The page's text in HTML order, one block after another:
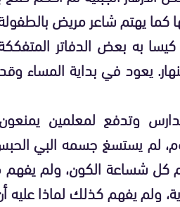
يهتم شاعر مريض بالطفولة
به بعض الدفاتر
يعود في بداية المساء وقد
وتدفع لمعلمين
لم يستسغ جسمه البي
شساعة الكون، ولم يفهم
ولم يفهم كذلك لماذا عليه